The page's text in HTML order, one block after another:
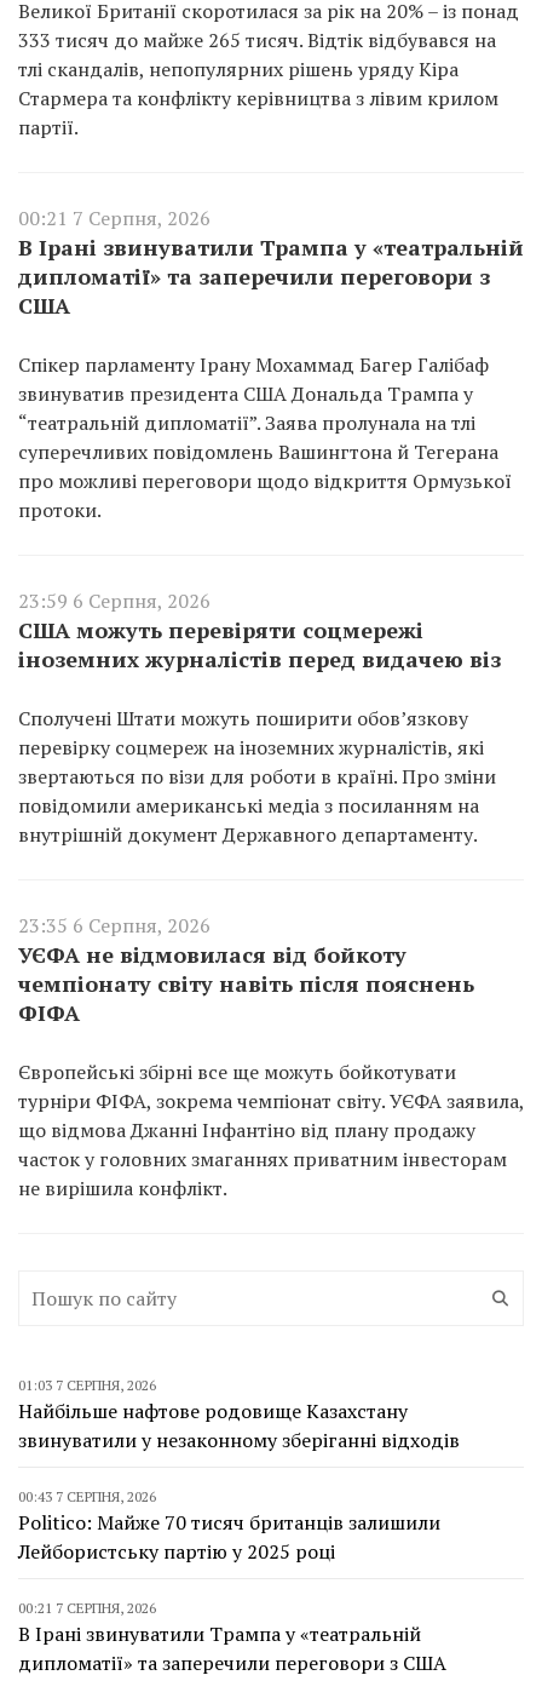
Великої Британії скоротилася за рік на 20% – із понад
333 тисяч до майже 265 тисяч. Відтік відбувався на
тлі скандалів, непопулярних рішень уряду Кіра
Стармера та конфлікту керівництва з лівим крилом
партії.
00:21 7 Серпня, 2026
В Ірані звинуватили Трампа у «театральній
дипломатії» та заперечили переговори з
США
Спікер парламенту Ірану Мохаммад Багер Галібаф
звинуватив президента США Дональда Трампа у
“театральній дипломатії”. Заява пролунала на тлі
суперечливих повідомлень Вашингтона й Тегерана
про можливі переговори щодо відкриття Ормузької
протоки.
23:59 6 Серпня, 2026
США можуть перевіряти соцмережі
іноземних журналістів перед видачею віз
Сполучені Штати можуть поширити обов’язкову
перевірку соцмереж на іноземних журналістів, які
звертаються по візи для роботи в країні. Про зміни
повідомили американські медіа з посиланням на
внутрішній документ Державного департаменту.
23:35 6 Серпня, 2026
УЄФА не відмовилася від бойкоту
чемпіонату світу навіть після пояснень
ФІФА
Європейські збірні все ще можуть бойкотувати
турніри ФІФА, зокрема чемпіонат світу. УЄФА заявила,
що відмова Джанні Інфантіно від плану продажу
часток у головних змаганнях приватним інвесторам
не вирішила конфлікт.
01:03 7 СЕРПНЯ, 2026
Найбільше нафтове родовище Казахстану
звинуватили у незаконному зберіганні відходів
00:43 7 СЕРПНЯ, 2026
Politico: Майже 70 тисяч британців залишили
Лейбористську партію у 2025 році
00:21 7 СЕРПНЯ, 2026
В Ірані звинуватили Трампа у «театральній
дипломатії» та заперечили переговори з США